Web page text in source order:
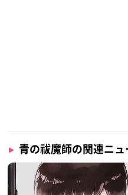
青の祓魔師の関連ニュ